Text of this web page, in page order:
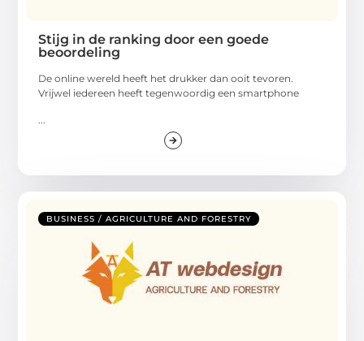
Stijg in de ranking door een goede
beoordeling
De online wereld heeft het drukker dan ooit tevoren.
Vrijwel iedereen heeft tegenwoordig een smartphone
BUSINESS / AGRICULTURE AND FORESTRY